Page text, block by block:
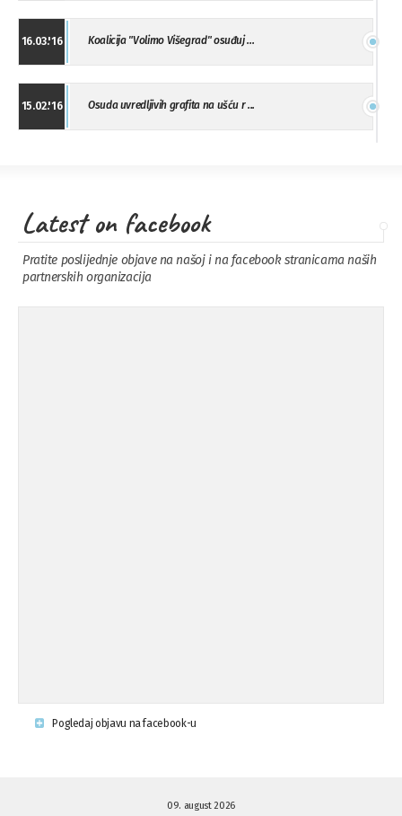
16.03.'16 Koalicija "Volimo Višegrad" osuđuj ...
15.02.'16 Osuda uvredljivih grafita na ušću r ...
13.11.'15 Osuda napada u Drvaru
Pe ...
Latest on facebook
Pratite poslijednje objave na našoj i na facebook stranicama naših
partnerskih organizacija
Pogledaj objavu na facebook-u
09. august 2026